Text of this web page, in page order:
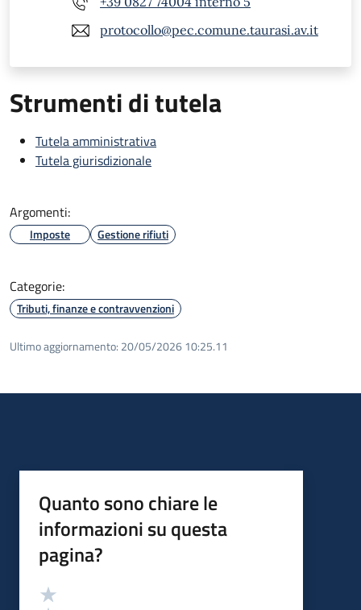
protocollo@pec.comune.taurasi.av.it
Strumenti di tutela
Tutela amministrativa
Tutela giurisdizionale
Argomenti:
Imposte Gestione rifiuti
Categorie:
Tributi, finanze e contravvenzioni
Ultimo aggiornamento: 20/05/2026 10:25.11
Quanto sono chiare le
informazioni su questa
pagina?
Valutazione